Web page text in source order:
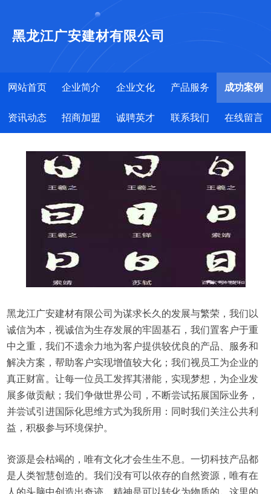
黑龙江广安建材有限公司
网站首页 企业简介 企业文化 产品服务 成功案例
资讯动态 招商加盟 诚聘英才 联系我们 在线留言
黑龙江广安建材有限公司为谋求长久的发展与繁荣，我们以
诚信为本，视诚信为生存发展的牢固基石，我们置客户于重
中之重，我们不遗余力地为客户提供较优良的产品、服务和
解决方案，帮助客户实现增值较大化；我们视员工为企业的
真正财富。让每一位员工发挥其潜能，实现梦想，为企业发
展多做贡献；我们争做世界公司，不断尝试拓展国际业务，
并尝试引进国际化思维方式为我所用：同时我们关注公共利
益，积极参与环境保护。
资源是会枯竭的，唯有文化才会生生不息。一切科技产品都
是人类智慧创造的。我们没有可以依存的自然资源，唯有在
人的头脑中创造出奇迹。精神是可以转化为物质的。这里的